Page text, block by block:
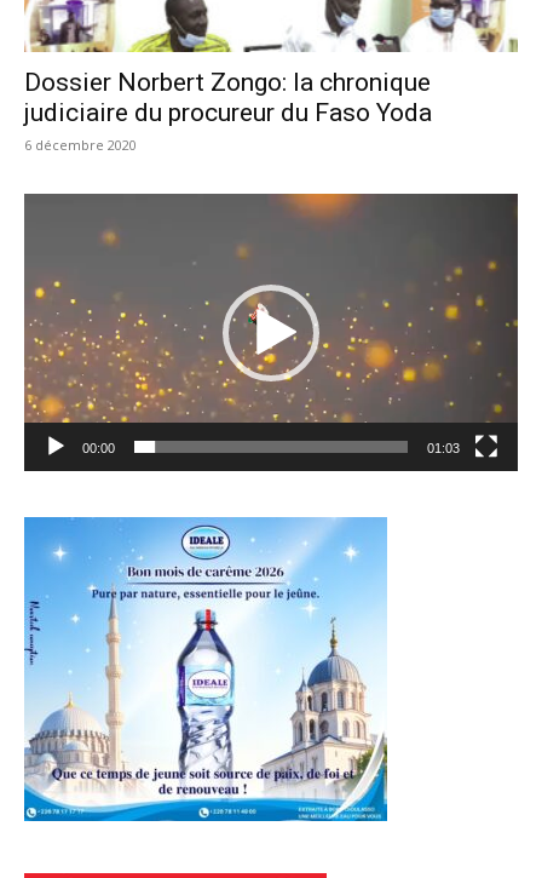
Dossier Norbert Zongo: la chronique
judiciaire du procureur du Faso Yoda
6 décembre 2020
00:00 01:03